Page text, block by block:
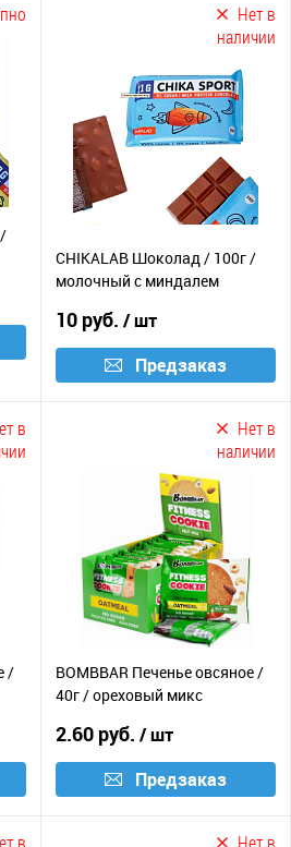
Нет в
наличии
CHIKALAB Шоколад / 100г /
молочный с миндалем
10 руб. / шт
Предзаказ
в
/
Нет в
наличии
BOMBBAR Печенье овсяное /
40г / ореховый микс
2.60 руб. / шт
Предзаказ
в
Нет в